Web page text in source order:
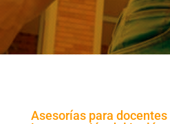
Asesorías para